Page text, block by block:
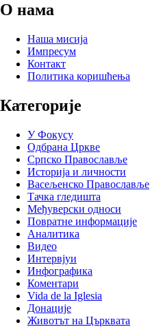
О нама
Наша мисија
Импресум
Контакт
Политика коришћења
Категорије
У Фокусу
Одбрана Цркве
Српско Православље
Историја и личности
Васељенско Православље
Тачка гледишта
Међуверски односи
Повратне информације
Аналитика
Видео
Интервјуи
Инфографика
Коментари
Vida de la Iglesia
Донације
Животът на Църквата